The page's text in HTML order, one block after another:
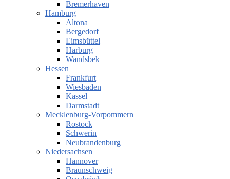
Bremerhaven
Hamburg
Altona
Bergedorf
Eimsbüttel
Harburg
Wandsbek
Hessen
Frankfurt
Wiesbaden
Kassel
Darmstadt
Mecklenburg-Vorpommern
Rostock
Schwerin
Neubrandenburg
Niedersachsen
Hannover
Braunschweig